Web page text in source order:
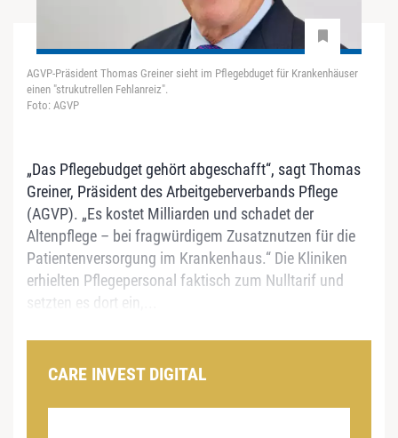
AGVP-Präsident Thomas Greiner sieht im Pflegebduget für Krankenhäuser
einen "strukutrellen Fehlanreiz".
Foto: AGVP
„Das Pflegebudget gehört abgeschafft“, sagt Thomas
Greiner, Präsident des Arbeitgeberverbands Pflege
(AGVP). „Es kostet Milliarden und schadet der
Altenpflege – bei fragwürdigem Zusatznutzen für die
Patientenversorgung im Krankenhaus.“ Die Kliniken
erhielten Pflegepersonal faktisch zum Nulltarif und
setzten es dort ein,...
CARE INVEST DIGITAL